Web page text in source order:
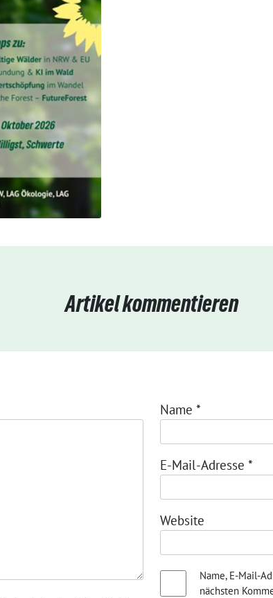
Artikel kommentieren
Name *
E-Mail-Adresse *
Website
Name, E-Mail-
nächsten